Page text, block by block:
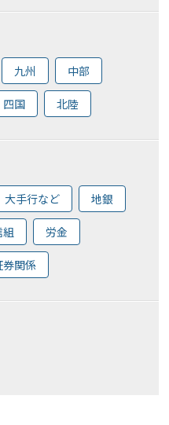
九州 中部
四国 北陸
大手行など 地銀
組 労金
券関係